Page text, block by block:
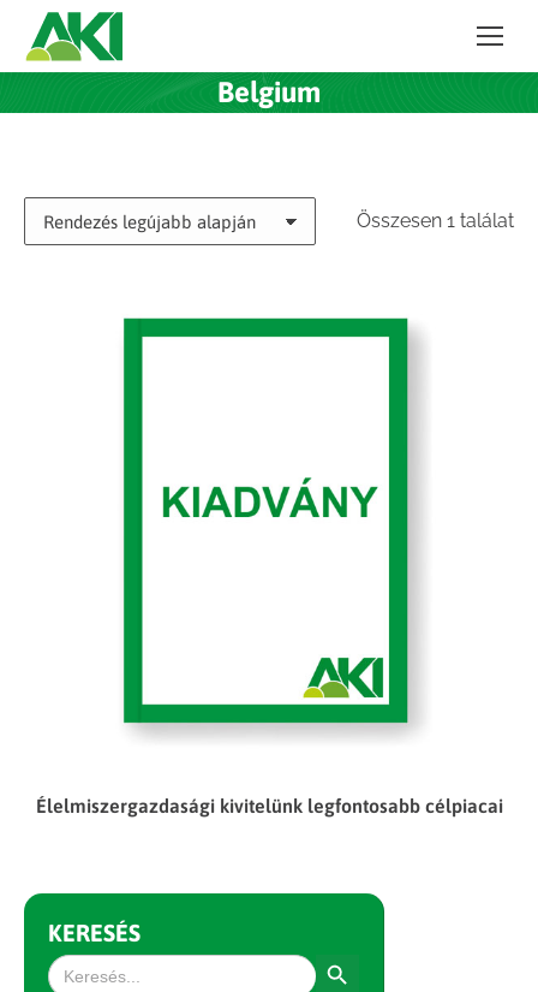
Belgium
Összesen 1 találat
Élelmiszergazdasági kivitelünk legfontosabb célpiacai
KERESÉS
Search
for: